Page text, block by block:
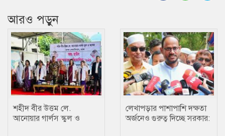
আরও পড়ুন
শহীদ বীর উত্তম লে.
আনোয়ার গার্লস স্কুল ও
লেখাপড়ার পাশাপাশি দক্ষতা
অর্জনেও গুরুত্ব দিচ্ছে সরকার: